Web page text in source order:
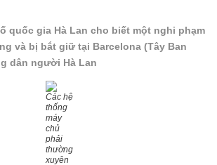
a
i
g
i
o
n
quốc gia Hà Lan cho biết một nghi phạm
và bị bắt giữ tại Barcelona (Tây Ban
dân người Hà Lan
Các hệ
thống
máy
chủ
phải
thường
xuyên